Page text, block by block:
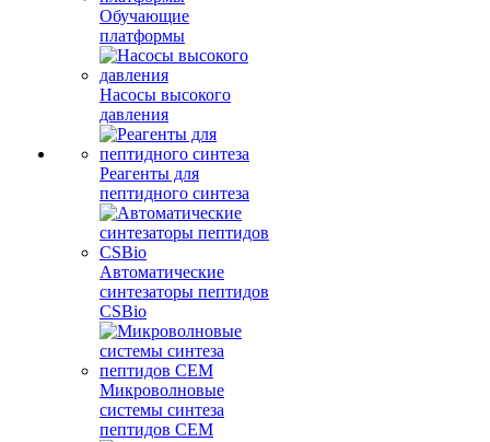
Обучающие
платформы
Насосы высокого
давления
Реагенты для
пептидного синтеза
Автоматические
синтезаторы пептидов
CSBio
Микроволновые
системы синтеза
пептидов CEM